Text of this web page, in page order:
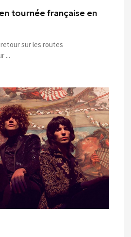
tournée française en
sur les routes
...